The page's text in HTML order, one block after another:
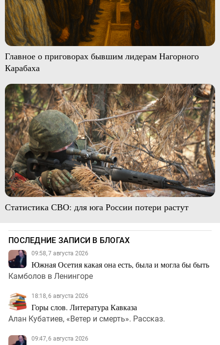
Главное о приговорах бывшим лидерам Нагорного
Карабаха
Статистика СВО: для юга России потери растут
ПОСЛЕДНИЕ ЗАПИСИ В БЛОГАХ
09:58, 7 августа 2026
Южная Осетия какая она есть, была и могла бы быть
Камболов в Ленингоре
18:18, 6 августа 2026
Горы слов. Литература Кавказа
Алан Кубатиев, «Ветер и смерть». Рассказ.
09:47, 6 августа 2026